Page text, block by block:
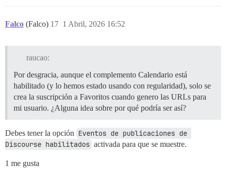
Falco (Falco) 1 Abril, 2026 16:52
17
raucao:
Por desgracia, aunque el complemento Calendario está
habilitado (y lo hemos estado usando con regularidad), solo se
crea la suscripción a Favoritos cuando genero las URLs para
mi usuario. ¿Alguna idea sobre por qué podría ser así?
Debes tener la opción Eventos de publicaciones de
Discourse habilitados activada para que se muestre.
1 me gusta